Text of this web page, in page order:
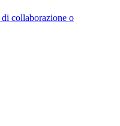
collaborazione o